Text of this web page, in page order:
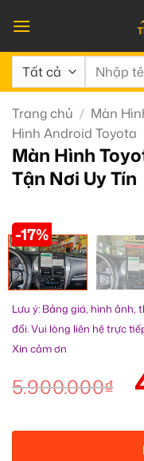
qua
nội
dung
Tìm
Trang chủ / Màn
Hình Android Toyota
Màn Hình
Tận Nơi Uy Tín
-17%
Lưu ý: Bảng giá, hình
đổi. Vui lòng liên hệ trực
Xin cảm ơn
5.900.000₫